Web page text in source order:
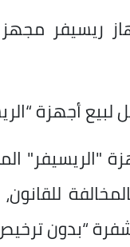
بحوزته 78 جهاز
أجهزة
"الريسيفر"
“بدون